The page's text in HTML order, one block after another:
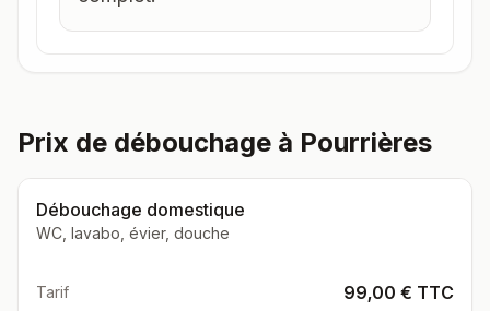
Prix de débouchage à Pourrières
Débouchage domestique
WC, lavabo, évier, douche
Tarif 99,00 € TTC